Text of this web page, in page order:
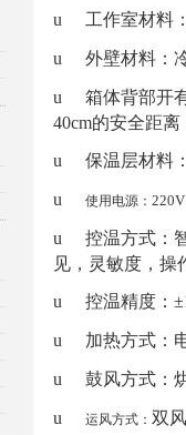
u 工作室材料
u 外壁材料：
u
箱体背部开
40cm的安全距离
u
保温层材料
u 使用电源：
u
控温方式：
见，灵敏度，操
u
控温精度：±
u 加热方式：
u 鼓风方式：
u 运风方式： 双